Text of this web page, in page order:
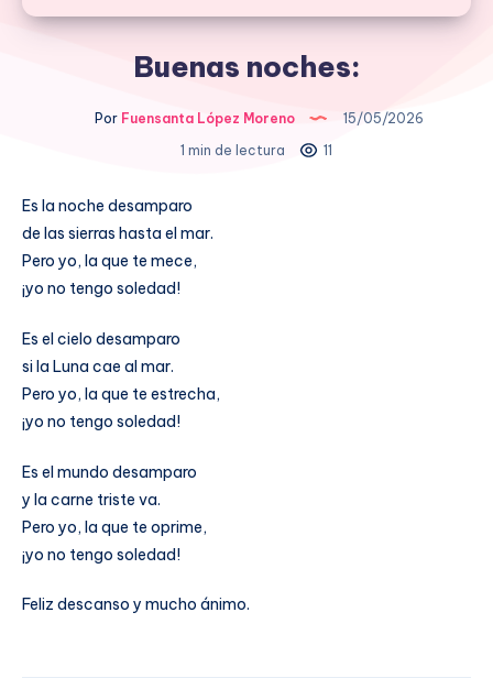
Buenas noches:
Por Fuensanta López Moreno
15/05/2026
1 min de lectura
11
Es la noche desamparo
de las sierras hasta el mar.
Pero yo, la que te mece,
¡yo no tengo soledad!
Es el cielo desamparo
si la Luna cae al mar.
Pero yo, la que te estrecha,
¡yo no tengo soledad!
Es el mundo desamparo
y la carne triste va.
Pero yo, la que te oprime,
¡yo no tengo soledad!
Feliz descanso y mucho ánimo.